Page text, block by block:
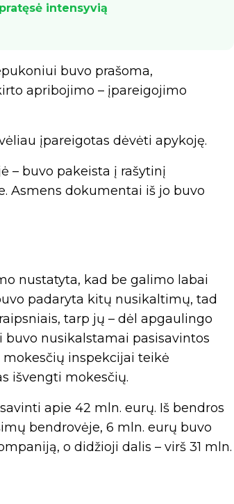
intensyvią
buvo prašoma,
apribojimo – įpareigojimo
įpareigotas dėvėti apykoję.
– buvo pakeista į rašytinį
Asmens dokumentai iš jo buvo
nustatyta, kad be galimo labai
padaryta kitų nusikaltimų, tad
tarp jų – dėl apgaulingo
nusikalstamai pasisavintos
mokesčių inspekcijai teikė
išvengti mokesčių.
apie 42 mln. eurų. Iš bendros
bendrovėje, 6 mln. eurų buvo
o didžioji dalis – virš 31 mln.